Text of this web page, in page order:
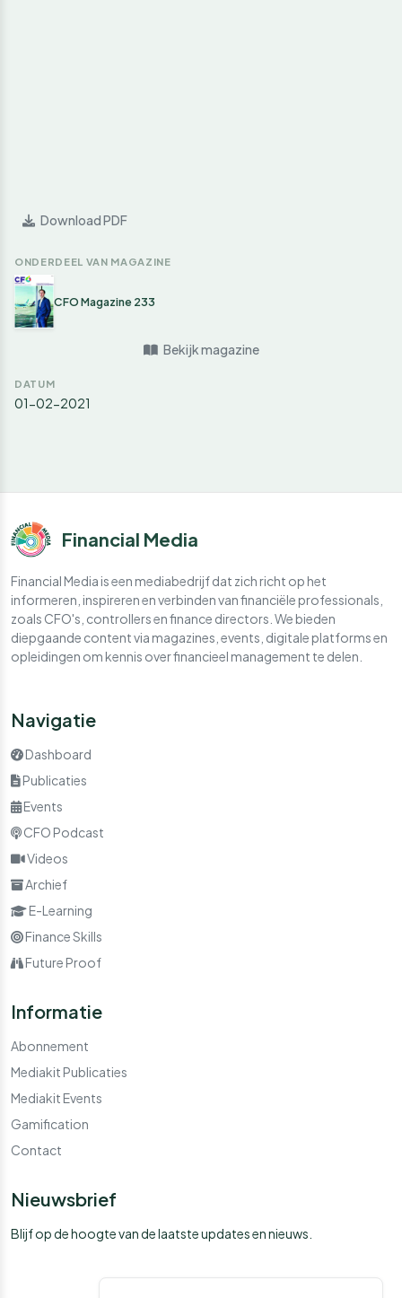
Download PDF
ONDERDEEL VAN MAGAZINE
CFO Magazine 233
Bekijk magazine
DATUM
01-02-2021
Financial Media
Financial Media is een mediabedrijf dat zich richt op het
informeren, inspireren en verbinden van financiële professionals,
zoals CFO's, controllers en finance directors. We bieden
diepgaande content via magazines, events, digitale platforms en
opleidingen om kennis over financieel management te delen.
Navigatie
Dashboard
Publicaties
Events
CFO Podcast
Videos
Archief
E-Learning
Finance Skills
Future Proof
Informatie
Abonnement
Mediakit Publicaties
Mediakit Events
Gamification
Contact
Nieuwsbrief
Blijf op de hoogte van de laatste updates en nieuws.